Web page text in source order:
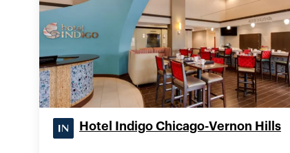
Hotel Indigo Chicago-Vernon Hills